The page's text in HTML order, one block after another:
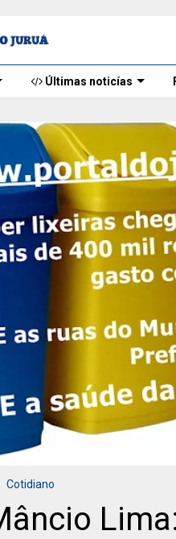
Últimas noticías
Cotidiano